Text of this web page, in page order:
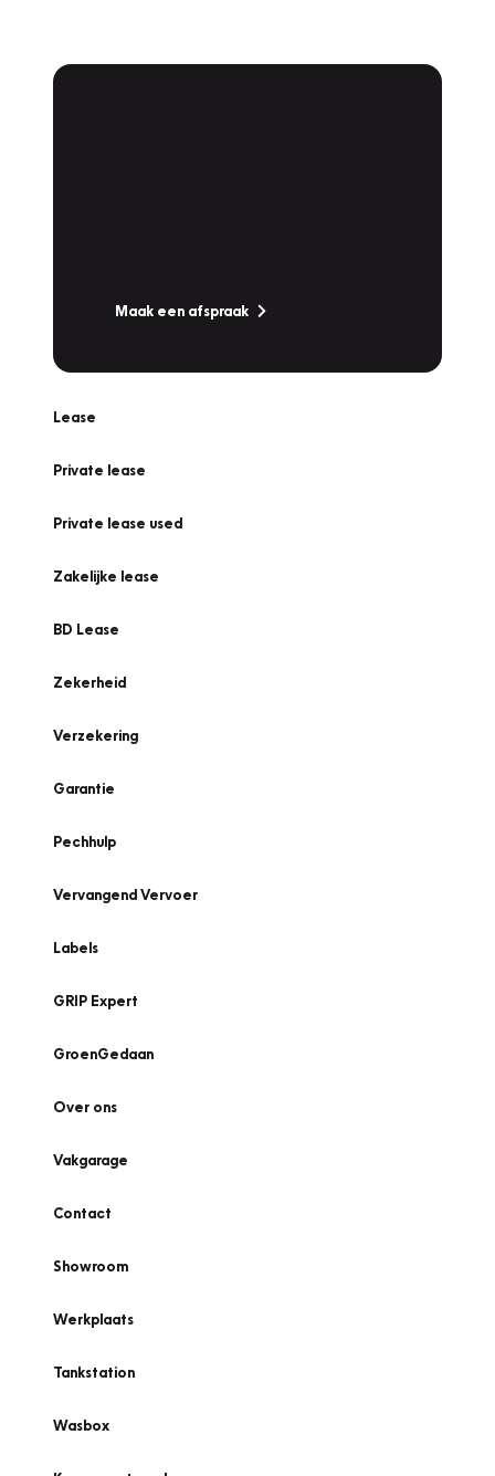
Maak een afspraak
Lease
Private lease
Private lease used
Zakelijke lease
BD Lease
Zekerheid
Verzekering
Garantie
Pechhulp
Vervangend Vervoer
Labels
GRIP Expert
GroenGedaan
Over ons
Vakgarage
Contact
Showroom
Werkplaats
Tankstation
Wasbox